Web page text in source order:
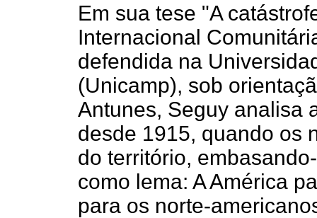
Em sua tese "A
Internacional
defendida na
(Unicamp), sob
Antunes, Seguy analisa
desde 1915, quando os
do território,
como lema: A América
para os norte-